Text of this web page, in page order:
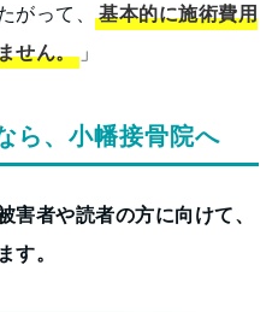
がって、基本的に施術費用
せん。」
ら、小幡接骨院へ
者や読者の方に向けて、
す。